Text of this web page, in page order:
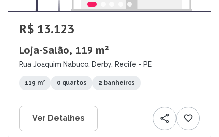
R$ 13.123
Loja-Salão, 119 m²
Rua Joaquim Nabuco, Derby, Recife - PE
119 m² 0 quartos 2 banheiros
Ver Detalhes